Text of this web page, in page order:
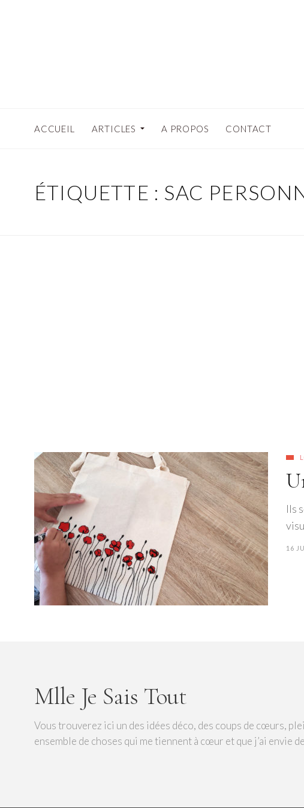
ACCUEIL ARTICLES A PROPOS CONTACT
ÉTIQUETTE : SAC
Ils
16
Mlle Je Sais Tout
Vous trouverez ici un des idées déco, des coups de cœurs,
ensemble de choses qui me tiennent à cœur et que j’ai envie